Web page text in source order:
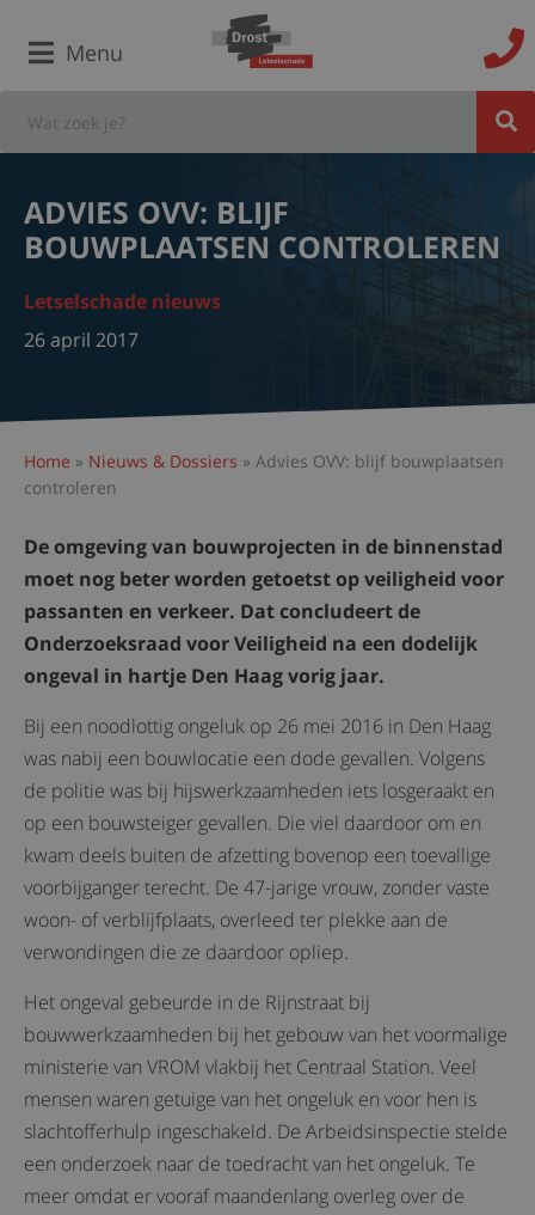
Menu
ADVIES OVV: BLIJF
BOUWPLAATSEN CONTROLEREN
Letselschade nieuws
26 april 2017
Home » Nieuws & Dossiers » Advies OVV: blijf bouwplaatsen
controleren
De omgeving van bouwprojecten in de binnenstad
moet nog beter worden getoetst op veiligheid voor
passanten en verkeer. Dat concludeert de
Onderzoeksraad voor Veiligheid na een dodelijk
ongeval in hartje Den Haag vorig jaar.
Bij een noodlottig ongeluk op 26 mei 2016 in Den Haag
was nabij een bouwlocatie een dode gevallen. Volgens
de politie was bij hijswerkzaamheden iets losgeraakt en
op een bouwsteiger gevallen. Die viel daardoor om en
kwam deels buiten de afzetting bovenop een toevallige
voorbijganger terecht. De 47-jarige vrouw, zonder vaste
woon- of verblijfplaats, overleed ter plekke aan de
verwondingen die ze daardoor opliep.
Het ongeval gebeurde in de Rijnstraat bij
bouwwerkzaamheden bij het gebouw van het voormalige
ministerie van VROM vlakbij het Centraal Station. Veel
mensen waren getuige van het ongeluk en voor hen is
slachtofferhulp ingeschakeld. De Arbeidsinspectie stelde
een onderzoek naar de toedracht van het ongeluk. Te
meer omdat er vooraf maandenlang overleg over de